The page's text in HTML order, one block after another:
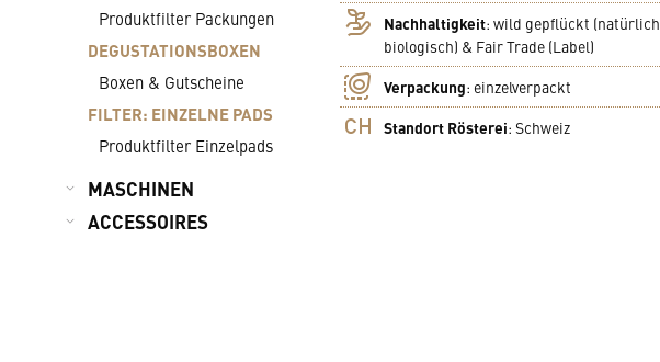
Produktfilter Packungen
DEGUSTATIONSBOXEN
Boxen & Gutscheine
FILTER: EINZELNE PADS
Produktfilter Einzelpads
MASCHINEN
ACCESSOIRES
Nachhaltigkeit: wild gepflückt (natürlich
biologisch) & Fair Trade (Label)
Verpackung: einzelverpackt
Standort Rösterei: Schweiz